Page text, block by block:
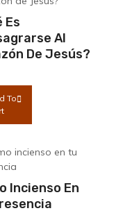
Es
Al
De Jesús?
To
Incienso En